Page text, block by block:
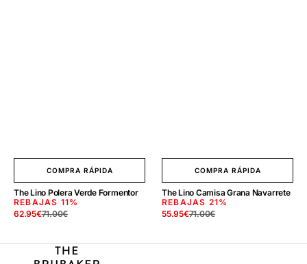
COMPRA RÁPIDA
The Lino Polera Verde Formentor
REBAJAS 11%
Precio
venta
62.95€
Precio
71.00€
COMPRA RÁPIDA
The Lino Camisa Grana Navarrete
REBAJAS 21%
Precio
venta
55.95€
Precio
71.00€